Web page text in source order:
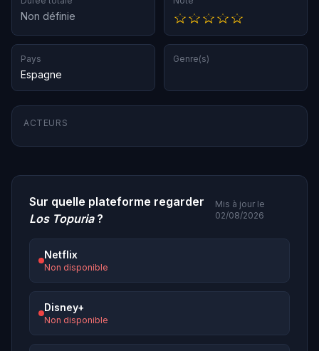
Non définie
Pays
Espagne
Genre(s)
ACTEURS
Sur quelle plateforme regarder
Los Topuria?
Mis à jour le
02/08/2026
Netflix
Non disponible
Disney+
Non disponible